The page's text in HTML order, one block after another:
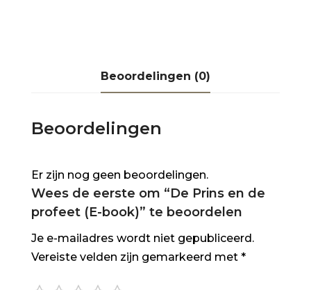
Beoordelingen (0)
Beoordelingen
Er zijn nog geen beoordelingen.
Wees de eerste om “De Prins en de
profeet (E-book)” te beoordelen
Je e-mailadres wordt niet gepubliceerd.
Vereiste velden zijn gemarkeerd met *